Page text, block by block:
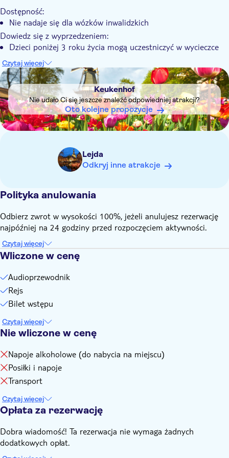
świecie atrakcji kwiatowej
Weź udział w wycieczce z audioprzewodnikiem w wielu
językach na pokładzie rejsu
Dostępność:
Nie nadaje się dla wózków inwalidzkich
Dowiedz się z wyprzedzeniem:
Dzieci poniżej 3 roku życia mogą uczestniczyć w wycieczce
bezpłatnie i nie potrzebują biletu
Czas podany na bilecie to czas wypłynięcia łodzi. Bilet
wstępu do Keukenhof otrzymasz w miejscu spotkania, przed
rozpoczęciem rejsu.
Statek nie zatrzymuje się w ogrodzie Keukenhof. Do atrakcji
– oddalonej o 15 minut jazdy od łodzi – trzeba dotrzeć na
własną rękę własnym transportem
Czytaj więcej
DSA1Keukenhof
Keukenhof
Nie udało Ci się jeszcze znaleźć odpowiedniej atrakcji?
Oto kolejne propozycje
Lejda
Odkryj inne atrakcje
Polityka anulowania
Odbierz zwrot w wysokości 100%, jeżeli anulujesz rezerwację
najpóźniej na 24 godziny przed rozpoczęciem aktywności.
Czytaj więcej
Wliczone w cenę
Audioprzewodnik
Rejs
Bilet wstępu
Czytaj więcej
Nie wliczone w cenę
Napoje alkoholowe (do nabycia na miejscu)
Posiłki i napoje
Transport
Czytaj więcej
Opłata za rezerwację
Dobra wiadomość! Ta rezerwacja nie wymaga żadnych
dodatkowych opłat.